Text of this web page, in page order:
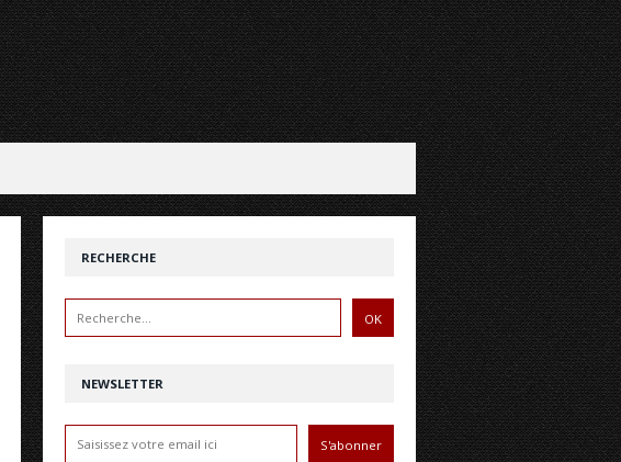
NEWSLETTER
RECHERCHE